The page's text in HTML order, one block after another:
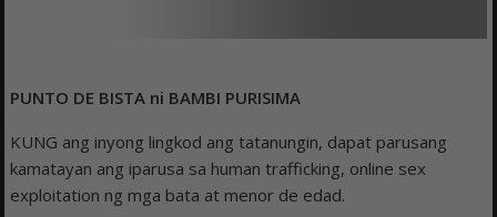
PUNTO DE BISTA ni BAMBI PURISIMA
KUNG ang inyong lingkod ang tatanungin, dapat parusang
kamatayan ang iparusa sa human trafficking, online sex
exploitation ng mga bata at menor de edad.